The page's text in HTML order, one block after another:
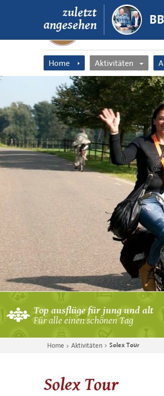
Home
Aktivitäten
Bauerngolf
Solex Tour
Bubble Fussball
Archery Attack
Bauernsechskampf
Tandem Tour
Bauernspiele
Bogenschießen
Kuh-Malworkshop
Top ausflüge für jung und alt
Für alle einen schönen Tag
zuletzt
angesehen
Home Aktivitäten Solex Tour
Solex Tour